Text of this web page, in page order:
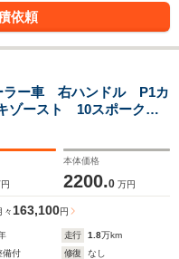
依頼
ラー車 右ハンドル P1カ
ゾースト 10スポークス
シート&シートヒータ
本体価格
2200.0 万円
々 163,100円
走行 1.8万km
備付 修復
なし